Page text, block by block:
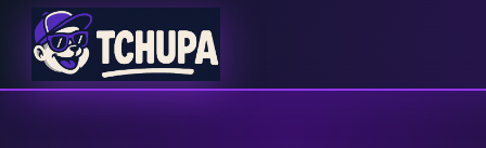
Aller au contenu